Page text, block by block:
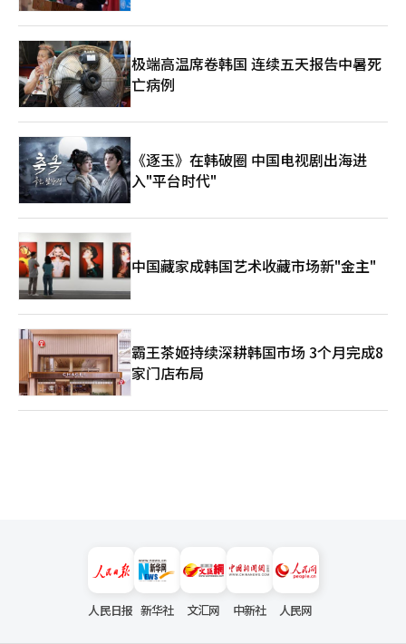
极端高温席卷韩国 连续五天报告中暑死
亡病例
《逐玉》在韩破圈 中国电视剧出海进
入"平台时代"
中国藏家成韩国艺术收藏市场新"金主"
霸王茶姬持续深耕韩国市场 3个月完成8
家门店布局
人民日报 新华社 文汇网 中新社 人民网